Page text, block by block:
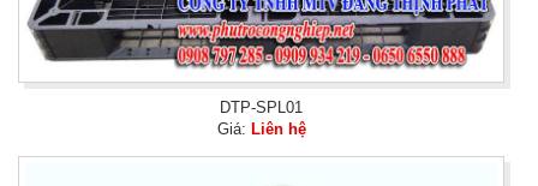
DTP-SPL01
Giá: Liên hệ